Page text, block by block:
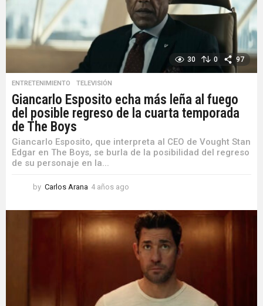
o
30 0 97
ENTRETENIMIENTO ,TELEVISIÓN
Giancarlo Esposito echa más leña al fuego
del posible regreso de la cuarta temporada
de The Boys
Giancarlo Esposito, que interpreta al CEO de Vought Stan
Edgar en The Boys, se burla de la posibilidad del regreso
de su personaje en la...
by Carlos Arana 4 años ago
ñ